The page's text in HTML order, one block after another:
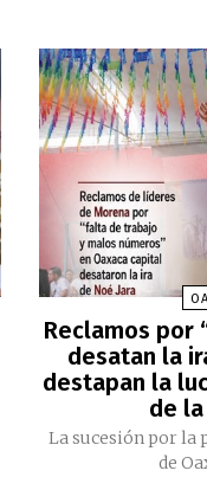
Reclamos por
desatan la
destapan la
de
La sucesión por la
de